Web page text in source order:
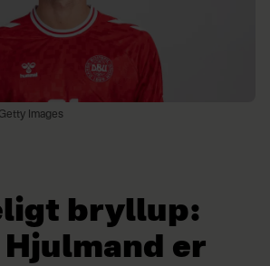
Images
bryllup:
er